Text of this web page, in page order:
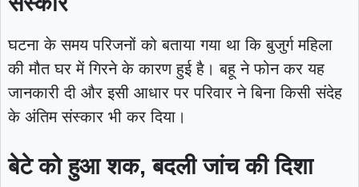
घटना के समय परिजनों को बताया गया था कि बुजुर्ग महिला
की मौत घर में गिरने के कारण हुई है। बहू ने फोन कर यह
जानकारी दी और इसी आधार पर परिवार ने बिना किसी संदेह
के अंतिम संस्कार भी कर दिया।
बेटे को हुआ शक, बदली जांच की दिशा